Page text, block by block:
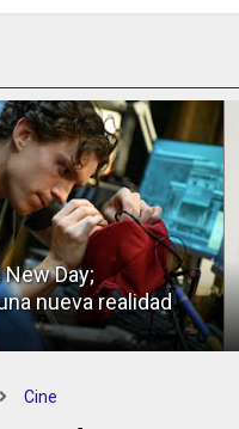
Day;
nueva realidad
Cine